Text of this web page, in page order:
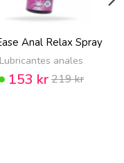
Anal Relax Spray
Lubricantes anales
153 kr219 kr